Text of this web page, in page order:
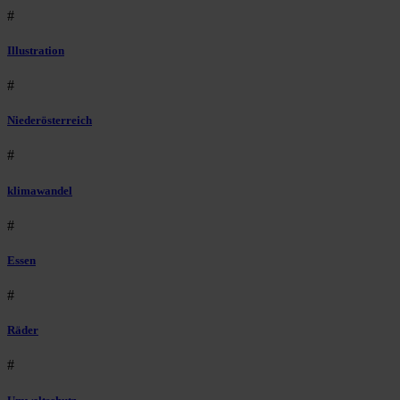
#
Illustration
#
Niederösterreich
#
klimawandel
#
Essen
#
Räder
#